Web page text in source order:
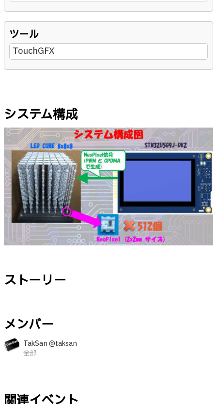
ツール
TouchGFX
システム構成
ストーリー
メンバー
TakSan @taksan
全部